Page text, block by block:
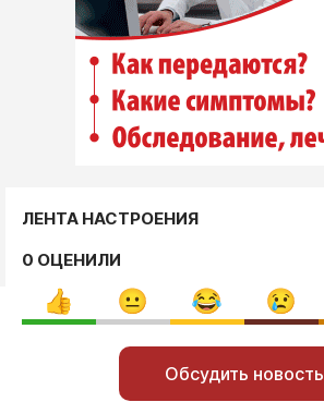
ЛЕНТА НАСТРОЕНИЯ
0 ОЦЕНИЛИ
Обсудить новость